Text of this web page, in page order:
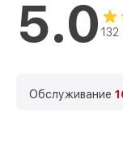
5.0
Обслуживание